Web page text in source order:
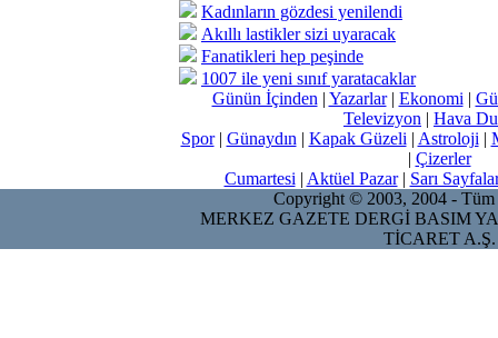
Kadınların gözdesi yenilendi
Akıllı lastikler sizi uyaracak
Fanatikleri hep peşinde
1007 ile yeni sınıf yaratacaklar
Günün İçinden | Yazarlar| Ekonomi |
Televizyon | Hava
Spor| Günaydın | Kapak Güzeli | Astroloji |
| Çizerler
Cumartesi | Aktüel Pazar| Sarı
Copyright © 2003, 2004 - Tüm
MERKEZ GAZETE DERGİ BASIM
TİCARET A.Ş.